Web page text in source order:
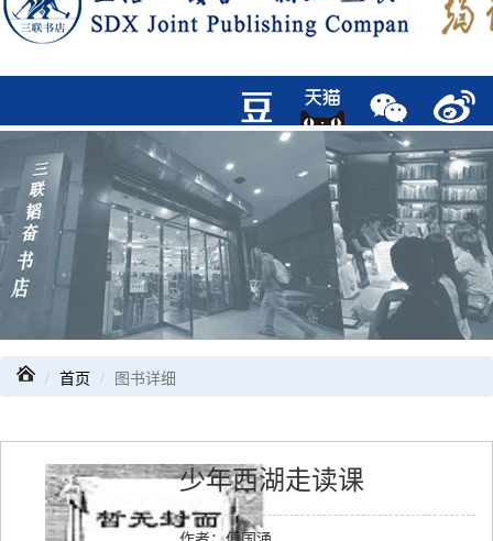
首页 图书详细
少年西湖走读课